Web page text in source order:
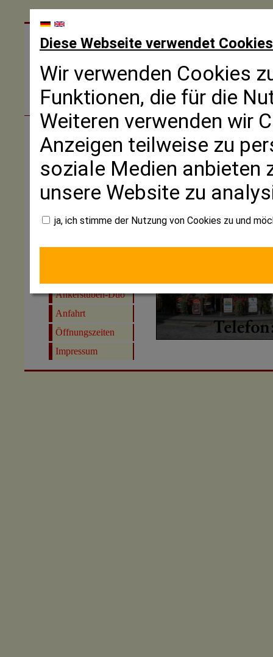
Startseite
Aktuelles
Frankenstube
Gästezimmer
Ankerstuben-Duo
Anfahrt
Öffnungszeiten
Impressum
Diese Webseite verwendet Cookies
Wir verwenden Cookies
Funktionen, die für die
Weiteren verwenden wir
Anzeigen teilweise zu
soziale Medien anbieten
unsere Website zu
ja, ich stimme der Nutzung von Cookies zu und